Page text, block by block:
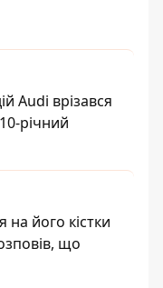
Audi врізався
річний
його кістки
що